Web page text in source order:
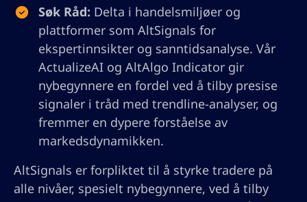
Søk Råd: Delta i handelsmiljøer og
plattformer som AltSignals for
ekspertinnsikter og sanntidsanalyse. Vår
ActualizeAI og AltAlgo Indicator gir
nybegynnere en fordel ved å tilby presise
signaler i tråd med trendline-analyser, og
fremmer en dypere forståelse av
markedsdynamikken.
AltSignals er forpliktet til å styrke tradere på
alle nivåer, spesielt nybegynnere, ved å tilby